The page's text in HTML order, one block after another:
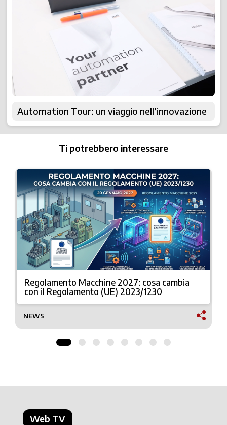
Automation Tour: un viaggio nell’innovazione
Ti potrebbero interessare
Regolamento Macchine 2027: cosa cambia
con il Regolamento (UE) 2023/1230
NEWS
Web TV